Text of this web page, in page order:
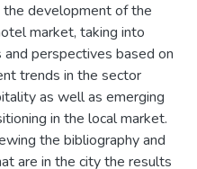
development of the
market, taking into
perspectives based on
trends in the sector
as well as emerging
in the local market.
the bibliography and
are in the city the results